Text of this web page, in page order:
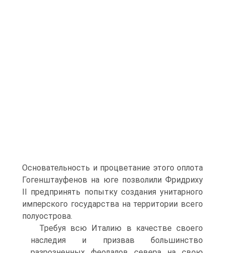
Основательность и процветание этого оплота
Гогенштауфенов на юге позволили Фридриху
II предпри­нять попытку создания унитарного
имперского государства на террито­рии всего
полуострова.
Требуя всю Италию в качестве своего
наследия и призвав большин­ство